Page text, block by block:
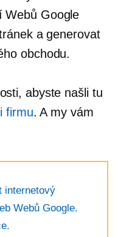
Webů Google
a generovat
obchodu.
abyste našli tu
firmu. A my vám
internetový
Webů Google.